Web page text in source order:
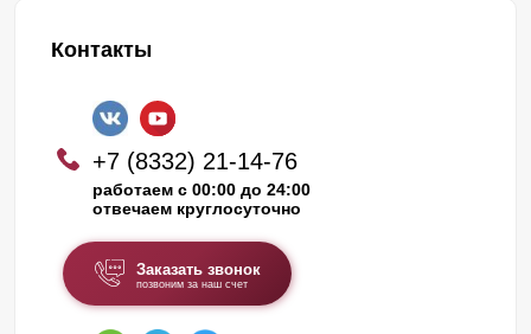
Контакты
+7 (8332) 21-14-76
работаем с 00:00 до 24:00
отвечаем круглосуточно
Заказать звонок
позвоним за наш счет